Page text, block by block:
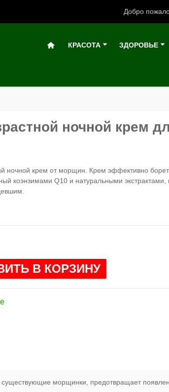
Добро
КРАСОТА ЗДОРОВЬЕ
ночной крем
ночной крем от морщин. Крем эффективно
коэнзимами Q10 и натуральными экстрактами,
В КОРЗИНУ
морщинки, предотвращает